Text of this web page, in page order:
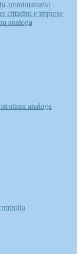
amministrativi
cittadini e imprese
analoga
analoga